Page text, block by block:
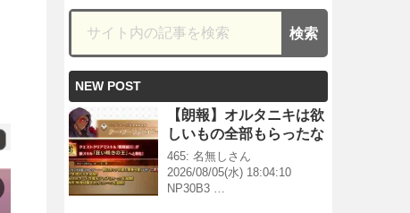
NEW POST
【朗報】オルタニキは欲
しいもの全部もらったな
465: 名無しさん
2026/08/05(水) 18:04:10
NP30B3 …